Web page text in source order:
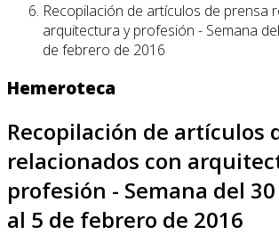
Recopilación de artículos de prensa
arquitectura y profesión - Semana
de febrero de 2016
Hemeroteca
Recopilación de artículos
relacionados con
profesión - Semana del
al 5 de febrero de 2016